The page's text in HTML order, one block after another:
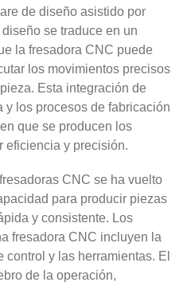
de diseño asistido por
se traduce en un
la fresadora CNC puede
los movimientos precisos
Esta integración de
y los procesos de fabricación
que se producen los
eficiencia y precisión.
CNC se ha vuelto
para producir piezas
y consistente. Los
fresadora CNC incluyen la
y las herramientas. El
de la operación,